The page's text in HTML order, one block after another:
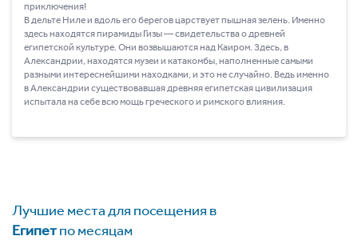
приключения!
В дельте Ниле и вдоль его берегов царствует пышная зелень. Именно
здесь находятся пирамиды Гизы ― свидетельства о древней
египетской культуре. Они возвышаются над Каиром. Здесь, в
Александрии, находятся музеи и катакомбы, наполненные самыми
разными интереснейшими находками, и это не случайно. Ведь именно
в Александрии существовавшая древняя египетская цивилизация
испытала на себе всю мощь греческого и римского влияния.
Лучшие места для посещения в
Египетпо месяцам